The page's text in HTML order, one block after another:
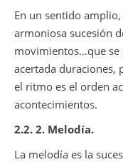
En un sentido
armoniosa sucesión
movimientos…que
acertada duraciones,
el ritmo es el orden
acontecimientos.
2.2. 2. Melodía.
La melodía es la